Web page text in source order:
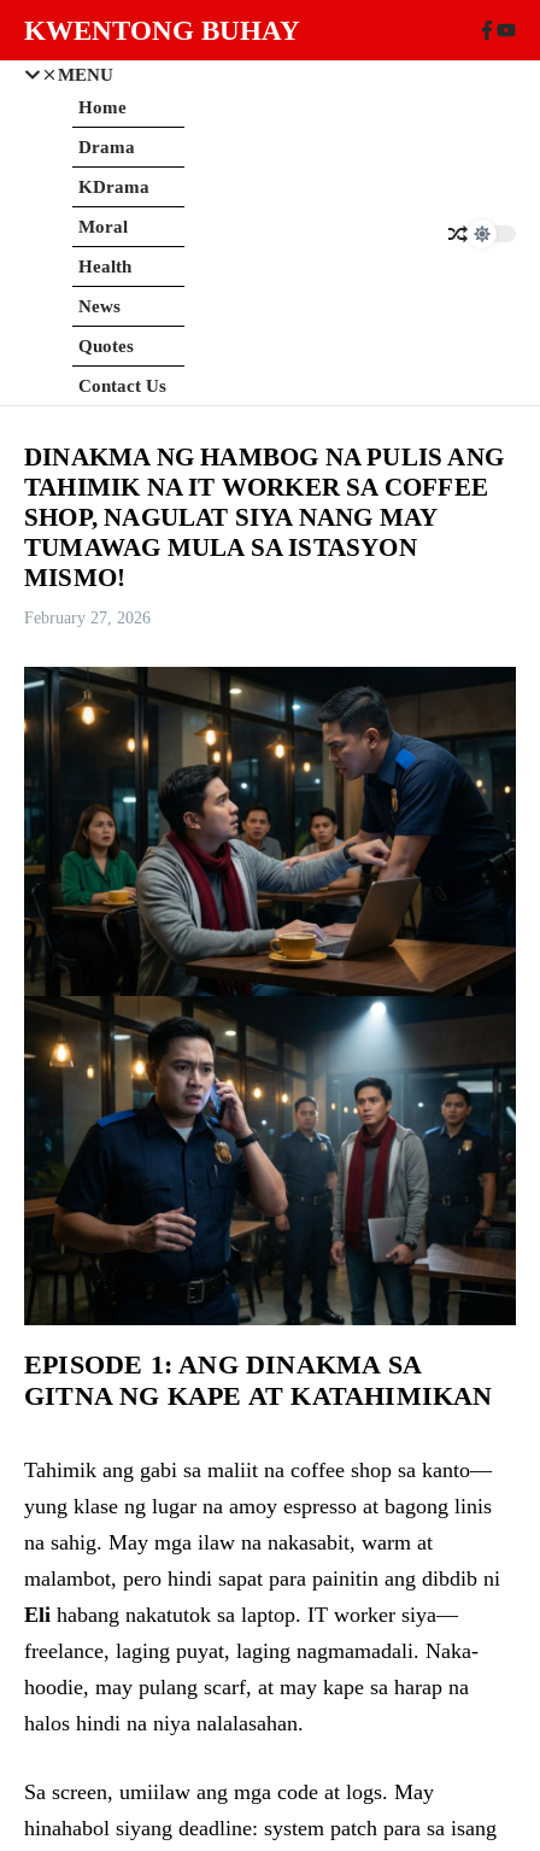
KWENTONG BUHAY
MENU
Home
Drama
KDrama
Moral
Health
News
Quotes
Contact Us
DINAKMA NG HAMBOG NA PULIS ANG
TAHIMIK NA IT WORKER SA COFFEE
SHOP, NAGULAT SIYA NANG MAY
TUMAWAG MULA SA ISTASYON
MISMO!
February 27, 2026
EPISODE 1: ANG DINAKMA SA
GITNA NG KAPE AT KATAHIMIKAN
Tahimik ang gabi sa maliit na coffee shop sa kanto—
yung klase ng lugar na amoy espresso at bagong linis
na sahig. May mga ilaw na nakasabit, warm at
malambot, pero hindi sapat para painitin ang dibdib ni
Eli habang nakatutok sa laptop. IT worker siya—
freelance, laging puyat, laging nagmamadali. Naka-
hoodie, may pulang scarf, at may kape sa harap na
halos hindi na niya nalalasahan.
Sa screen, umiilaw ang mga code at logs. May
hinahabol siyang deadline: system patch para sa isang